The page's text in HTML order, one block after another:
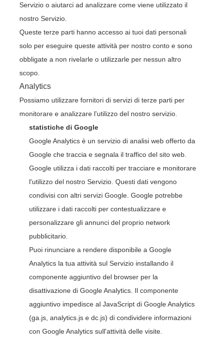
Servizio o aiutarci ad analizzare come viene utilizzato il
nostro Servizio.
Queste terze parti hanno accesso ai tuoi dati personali
solo per eseguire queste attività per nostro conto e sono
obbligate a non rivelarle o utilizzarle per nessun altro
scopo.
Analytics
Possiamo utilizzare fornitori di servizi di terze parti per
monitorare e analizzare l'utilizzo del nostro servizio.
statistiche di Google
Google Analytics è un servizio di analisi web offerto da
Google che traccia e segnala il traffico del sito web.
Google utilizza i dati raccolti per tracciare e monitorare
l'utilizzo del nostro Servizio. Questi dati vengono
condivisi con altri servizi Google. Google potrebbe
utilizzare i dati raccolti per contestualizzare e
personalizzare gli annunci del proprio network
pubblicitario.
Puoi rinunciare a rendere disponibile a Google
Analytics la tua attività sul Servizio installando il
componente aggiuntivo del browser per la
disattivazione di Google Analytics. Il componente
aggiuntivo impedisce al JavaScript di Google Analytics
(ga.js, analytics.js e dc.js) di condividere informazioni
con Google Analytics sull'attività delle visite.